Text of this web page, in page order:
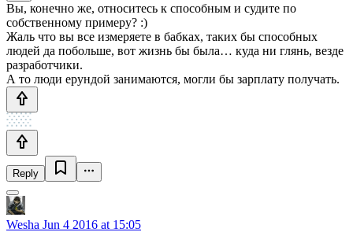
Вы, конечно же, относитесь к способным и судите по
собственному примеру? :)
Жаль что вы все измеряете в бабках, таких бы способных
людей да побольше, вот жизнь бы была… куда ни глянь, везде
разработчики.
А то люди ерундой занимаются, могли бы зарплату получать.
Reply
Wesha Jun 4 2016 at 15:05